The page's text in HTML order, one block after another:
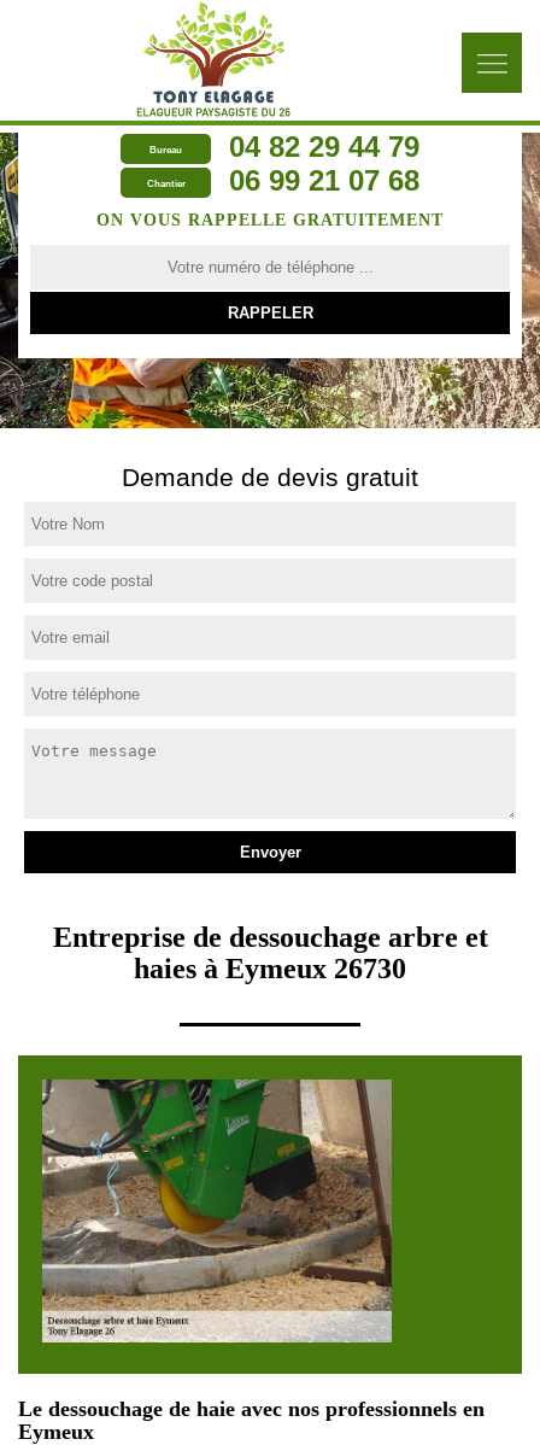
Bureau 04 82 29 44 79
Chantier 06 99 21 07 68
ON VOUS RAPPELLE GRATUITEMENT
Demande de devis gratuit
Entreprise de dessouchage arbre et
haies à Eymeux 26730
Le dessouchage de haie avec nos professionnels en
Eymeux